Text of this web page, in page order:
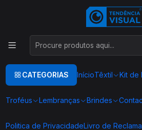
CATEGORIAS InícioTêxtil Kit de
Troféus Lembranças Brindes
Politica de PrivacidadeLivro de
Este é o texto do slide